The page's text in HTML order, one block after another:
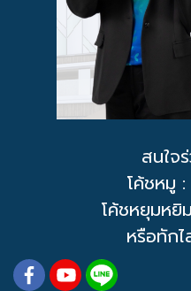
สนใจ
โค้ชหมู
โค้ชหยุมห
หรือทัก